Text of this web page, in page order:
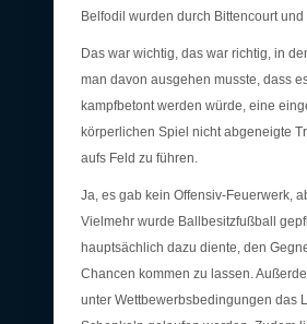
Belfodil wurden durch Bittencourt
Das war wichtig, das war richtig, in
man davon ausgehen musste, dass
kampfbetont werden würde, eine
körperlichen Spiel nicht abgeneigte
aufs Feld zu führen.
Ja, es gab kein Offensiv-Feuerwerk,
Vielmehr wurde Ballbesitzfußball
hauptsächlich dazu diente, den
Chancen kommen zu lassen.
unter Wettbewerbsbedingungen das